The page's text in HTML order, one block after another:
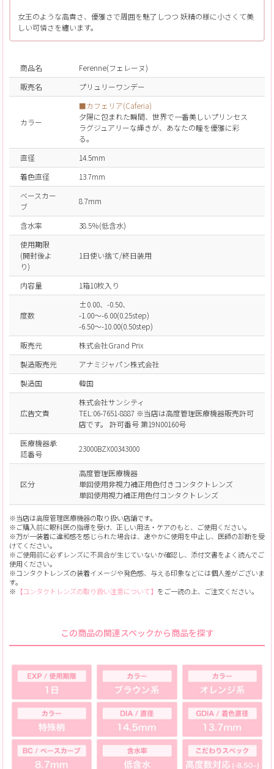
女王のような高貴さ、優雅さで周囲を魅了しつつ 妖精の様に小さくて美
しい可憐さを纏います。
商品名
Ferenne(フェレーヌ)
販売名
プリュリーワンデー
カラー
■カフェリア(Caferia)
夕陽に包まれた瞬間、世界で一番美しいプリンセス
ラグジュアリーな輝きが、あなたの瞳を優雅に彩
る。
直径
14.5mm
着色直径
13.7mm
ベースカー
ブ
8.7mm
含水率
38.5％(低含水)
使用期限
(開封後よ
り)
1日使い捨て/終日装用
内容量 1箱10枚入り
度数
±0.00、-0.50、
-1.00～-6.00(0.25step)
-6.50～-10.00(0.50step)
販売元
株式会社Grand Prix
製造販売元
アナミジャパン株式会社
製造国
韓国
広告文責
株式会社サンシティ
TEL:06-7651-8887 ※当店は高度管理医療機器販売許可
店です。 許可番号 第19N00160号
医療機器承
認番号
23000BZX00343000
区分
高度管理医療機器
単回使用非視力補正用色付きコンタクトレンズ
単回使用視力補正用色付コンタクトレンズ
※当店は高度管理医療機器の取り扱い店舗です。
※ご購入前に眼科医の指導を受け、正しい用法・ケアのもと、ご使用ください。
※万が一装着に違和感を感じられた場合は、速やかに使用を中止し、医師の診断を受
けてください。
※ご使用前に必ずレンズに不具合が生じていないか確認し、添付文書をよく読んでご
使用ください。
※コンタクトレンズの装着イメージや発色感、与える印象などには個人差がございま
す。
※ 【コンタクトレンズの取り扱い注意について】 をご一読の上、ご注文ください。
この商品の関連スペックから商品を探す